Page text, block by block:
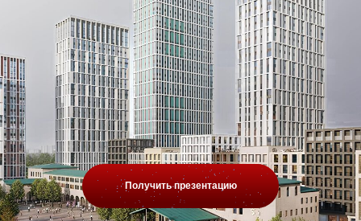
Получить презентацию